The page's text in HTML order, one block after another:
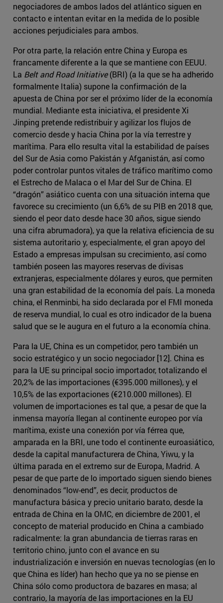
negociadores de ambos lados del atlántico siguen en
contacto e intentan evitar en la medida de lo posible
acciones perjudiciales para ambos.
Por otra parte, la relación entre China y Europa es
francamente diferente a la que se mantiene con EEUU.
La Belt and Road Initiative(BRI) (a la que se ha adherido
formalmente Italia) supone la confirmación de la
apuesta de China por ser el próximo líder de la economía
mundial. Mediante esta iniciativa, el presidente Xi
Jinping pretende redistribuir y agilizar los flujos de
comercio desde y hacia China por la vía terrestre y
marítima. Para ello resulta vital la estabilidad de países
del Sur de Asia como Pakistán y Afganistán, así como
poder controlar puntos vitales de tráfico marítimo como
el Estrecho de Malaca o el Mar del Sur de China. El
“dragón” asiático cuenta con una situación interna que
favorece su crecimiento (un 6,6% de su PIB en 2018 que,
siendo el peor dato desde hace 30 años, sigue siendo
una cifra abrumadora), ya que la relativa eficiencia de su
sistema autoritario y, especialmente, el gran apoyo del
Estado a empresas impulsan su crecimiento, así como
también poseen las mayores reservas de divisas
extranjeras, especialmente dólares y euros, que permiten
una gran estabilidad de la economía del país. La moneda
china, el Renminbi, ha sido declarada por el FMI moneda
de reserva mundial, lo cual es otro indicador de la buena
salud que se le augura en el futuro a la economía china.
Para la UE, China es un competidor, pero también un
socio estratégico y un socio negociador [12]. China es
para la UE su principal socio importador, totalizando el
20,2% de las importaciones (€395.000 millones), y el
10,5% de las exportaciones (€210.000 millones). El
volumen de importaciones es tal que, a pesar de que la
inmensa mayoría llegan al continente europeo por vía
marítima, existe una conexión por vía férrea que,
amparada en la BRI, une todo el continente euroasiático,
desde la capital manufacturera de China, Yiwu, y la
última parada en el extremo sur de Europa, Madrid. A
pesar de que parte de lo importado siguen siendo bienes
denominados “low-end”, es decir, productos de
manufactura básica y precio unitario barato, desde la
entrada de China en la OMC, en diciembre de 2001, el
concepto de material producido en China a cambiado
radicalmente: la gran abundancia de tierras raras en
territorio chino, junto con el avance en su
industrialización e inversión en nuevas tecnologías (en lo
que China es líder) han hecho que ya no se piense en
China sólo como productora de bazares en masa; al
contrario, la mayoría de las importaciones en la EU